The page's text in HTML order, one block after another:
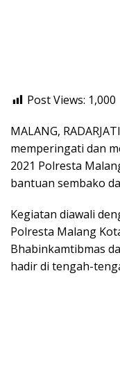
Post Views: 1,000
MALANG,
memperingati dan
2021 Polresta
bantuan sembako
Kegiatan diawali
Polresta Malang
Bhabinkamtibmas
hadir di tengah-